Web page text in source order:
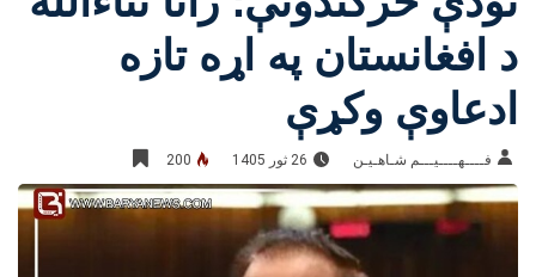
د افغانستان په اړه تازه
ادعاوې وکړې
فــــهــــيـــم شـاهـیـن‎‎ 26 ثور 1405 200